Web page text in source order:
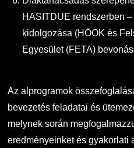
HASITDUE rendszerben –
kidolgozása (HÖOK és
Egyesület (FETA)
Az alprogramok
bevezetés feladatai és
melynek során
eredményeinket és gyakorlati